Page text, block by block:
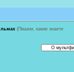
(Пишем, какие знаете